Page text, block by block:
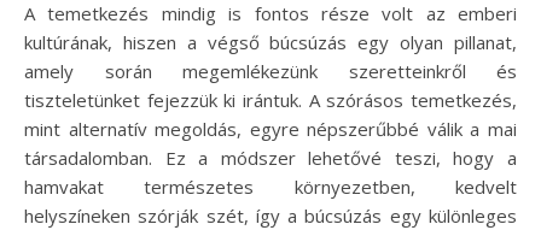
A temetkezés mindig is fontos része volt az emberi
kultúrának, hiszen a végső búcsúzás egy olyan pillanat,
amely során megemlékezünk szeretteinkről és
tiszteletünket fejezzük ki irántuk. A szórásos temetkezés,
mint alternatív megoldás, egyre népszerűbbé válik a mai
társadalomban. Ez a módszer lehetővé teszi, hogy a
hamvakat természetes környezetben, kedvelt
helyszíneken szórják szét, így a búcsúzás egy különleges